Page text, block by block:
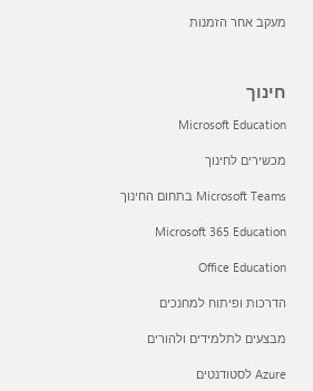
מעקב אחר הזמנות
חינוך
Microsoft Education
מכשירים לחינוך
Microsoft Teams בתחום החינוך
Microsoft 365 Education
Office Education
הדרכות ופיתוח למחנכים
מבצעים לתלמידים ולהורים
Azure לסטודנטים